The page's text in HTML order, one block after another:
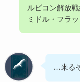
ルビコン解放
ミドル・フラ
…来る